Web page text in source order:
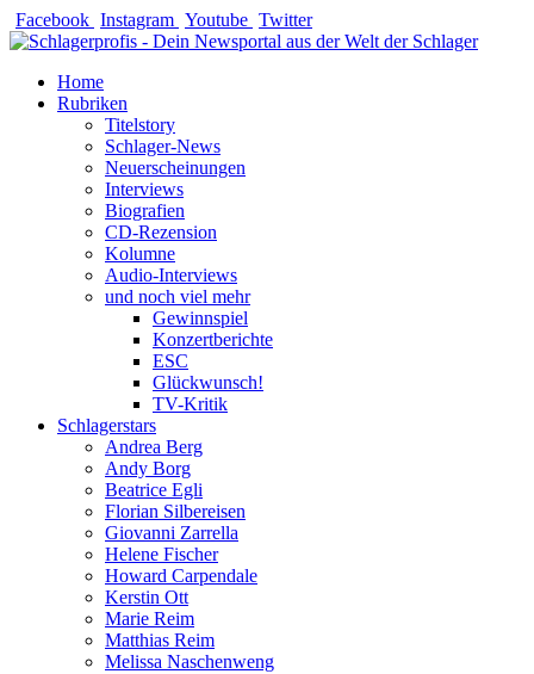
Zum
Inhalt
Facebook Instagram Youtube Twitter
Home
Rubriken
Titelstory
Schlager-News
Neuerscheinungen
Interviews
Biografien
CD-Rezension
Kolumne
Audio-Interviews
und noch viel mehr
Gewinnspiel
Konzertberichte
ESC
Glückwunsch!
TV-Kritik
Schlagerstars
Andrea Berg
Andy Borg
Beatrice Egli
Florian Silbereisen
Giovanni Zarrella
Helene Fischer
Howard Carpendale
Kerstin Ott
Marie Reim
Matthias Reim
Melissa Naschenweng